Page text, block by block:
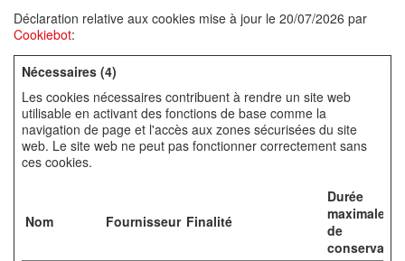
Déclaration relative aux cookies mise à jour le 20/07/2026 par
Cookiebot:
Nécessaires (4)
Les cookies nécessaires contribuent à rendre un site web
utilisable en activant des fonctions de base comme la
navigation de page et l'accès aux zones sécurisées du site
web. Le site web ne peut pas fonctionner correctement sans
ces cookies.
Nom Fournisseur Finalité
Durée
maximale
de